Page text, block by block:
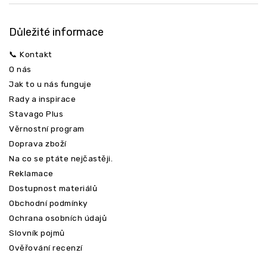
Důležité informace
📞 Kontakt
O nás
Jak to u nás funguje
Rady a inspirace
Stavago Plus
Věrnostní program
Doprava zboží
Na co se ptáte nejčastěji.
Reklamace
Dostupnost materiálů
Obchodní podmínky
Ochrana osobních údajů
Slovník pojmů
Ověřování recenzí